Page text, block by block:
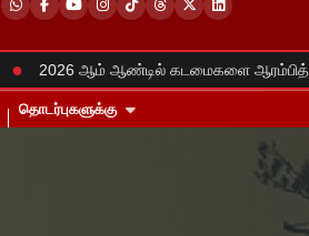
2026 ஆம் ஆண்டில் கடமைகளை ஆரம்பித்தல்
தொடர்புகளுக்கு